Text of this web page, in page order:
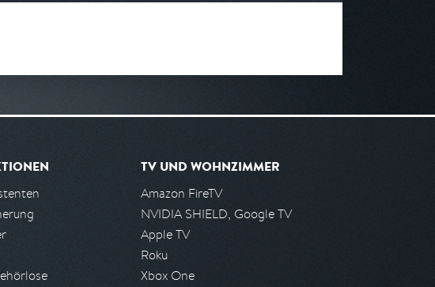
TV UND WOHNZIMMER
Amazon FireTV
NVIDIA SHIELD, Google TV
Apple TV
Roku
Xbox One